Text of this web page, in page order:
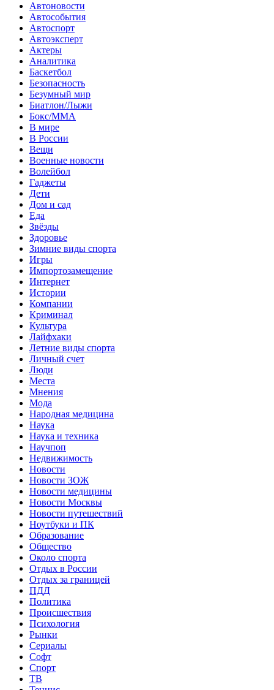
Автоновости
Автособытия
Автоспорт
Автоэксперт
Актеры
Аналитика
Баскетбол
Безопасность
Безумный мир
Биатлон/Лыжи
Бокс/MMA
В мире
В России
Вещи
Военные новости
Волейбол
Гаджеты
Дети
Дом и сад
Еда
Звёзды
Здоровье
Зимние виды спорта
Игры
Импортозамещение
Интернет
Истории
Компании
Криминал
Культура
Лайфхаки
Летние виды спорта
Личный счет
Люди
Места
Мнения
Мода
Народная медицина
Наука
Наука и техника
Научпоп
Недвижимость
Новости
Новости ЗОЖ
Новости медицины
Новости Москвы
Новости путешествий
Ноутбуки и ПК
Образование
Общество
Около спорта
Отдых в России
Отдых за границей
ПДД
Политика
Происшествия
Психология
Рынки
Сериалы
Софт
Спорт
ТВ